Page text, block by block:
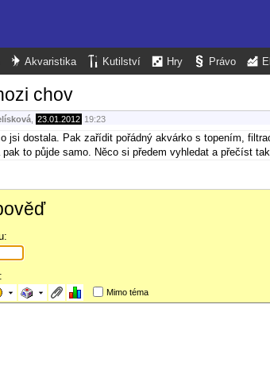
Akvaristika Kutilství Hry Právo
chov
23.01.2012 19:23
jsi dostala. Pak zařídit pořádný akvárko s topením,
to půjde samo. Něco si předem vyhledat a přečíst
Mimo téma